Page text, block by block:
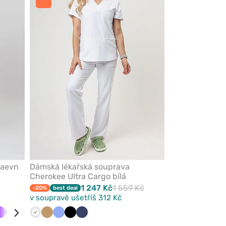
FialováŠedá Červená
RůžováTřešňováKaraibsky
Dámská lékařská souprava
Cherokee Ultra Cargo bílá
-20% best deal 1 247 Kč1 559 Kč
v soupravě ušetříš 312 Kč
Bílá BéžováKlasickyČernáNámořnická